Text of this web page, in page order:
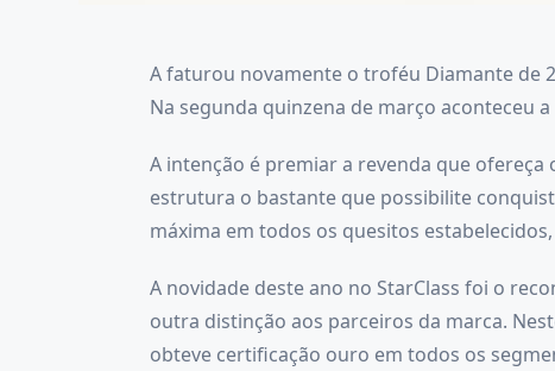
A faturou novamente o troféu Diamante de
Na segunda quinzena de março aconteceu
A intenção é premiar a revenda que
estrutura o bastante que possibilite
máxima em todos os quesitos
A novidade deste ano no StarClass foi o
outra distinção aos parceiros da marca.
obteve certificação ouro em todos os